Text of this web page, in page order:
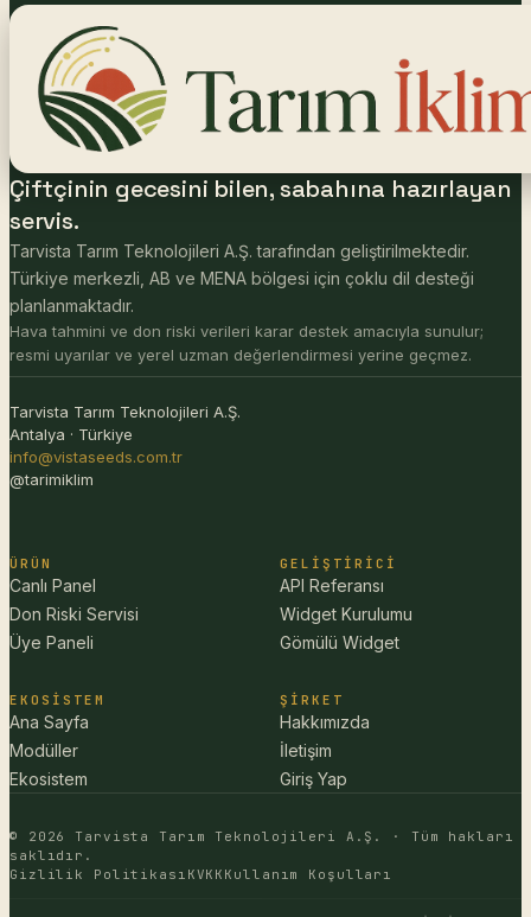
Çiftçinin gecesini bilen, sabahına hazırlayan
servis.
Tarvista Tarım Teknolojileri A.Ş. tarafından geliştirilmektedir.
Türkiye merkezli, AB ve MENA bölgesi için çoklu dil desteği
planlanmaktadır.
Hava tahmini ve don riski verileri karar destek amacıyla sunulur;
resmi uyarılar ve yerel uzman değerlendirmesi yerine geçmez.
Tarvista Tarım Teknolojileri A.Ş.
Antalya · Türkiye
info@vistaseeds.com.tr
@tarimiklim
ÜRÜN
Canlı Panel
Don Riski Servisi
Üye Paneli
GELIŞTIRICI
API Referansı
Widget Kurulumu
Gömülü Widget
EKOSISTEM
Ana Sayfa
Modüller
Ekosistem
ŞIRKET
Hakkımızda
İletişim
Giriş Yap
© 2026 Tarvista Tarım Teknolojileri A.Ş. · Tüm hakları
saklıdır.
Gizlilik Politikası KVKK Kullanım Koşulları